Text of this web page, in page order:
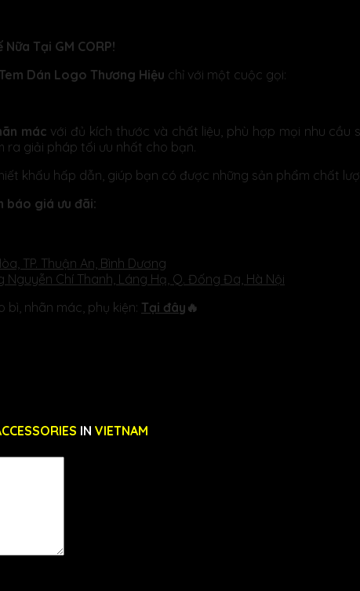
IN VIETNAM
Nữa Tại GM CORP!
Dán Logo Thương Hiệu chỉ với một cuộc gọi:
mác với đủ kích thước và chất liệu, phù hợp mọi nhu cầu
ra giải pháp tối ưu nhất cho bạn.
khấu hấp dẫn, giúp bạn có được những sản phẩm chất
báo giá ưu đãi:
TP. Thuận An, Bình Dương
Nguyễn Chí Thanh, Láng Hạ, Q. Đống Đa, Hà Nội
nhãn mác, phụ kiện: Tại đây 🔥